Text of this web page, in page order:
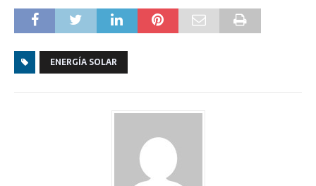
ENERGÍA SOLAR